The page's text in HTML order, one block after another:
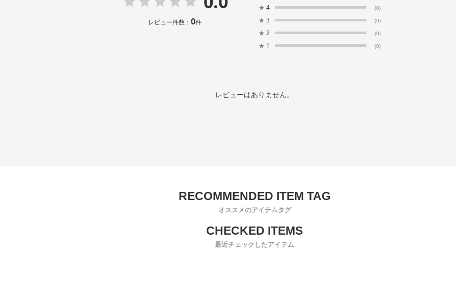
レビュー件数： 0件
★ 4 (0)
★ 3 (0)
★ 2 (0)
★ 1 (0)
レビューはありません。
オススメのアイテムタグ
最近チェックしたアイテム